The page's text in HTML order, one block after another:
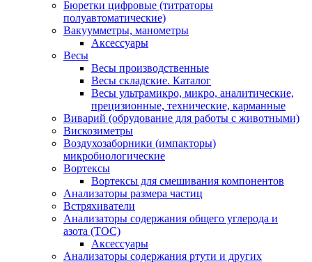
Бюретки цифровые (титраторы
полуавтоматические)
Вакуумметры, манометры
Аксессуары
Весы
Весы производственные
Весы складские. Каталог
Весы ультрамикро, микро, аналитические,
прецизионные, технические, карманные
Виварий (обрудование для работы с животными)
Вискозиметры
Воздухозаборники (импакторы)
микробиологические
Вортексы
Вортексы для смешивания компонентов
Анализаторы размера частиц
Встряхиватели
Анализаторы содержания общего углерода и
азота (ТОС)
Аксессуары
Анализаторы содержания ртути и других